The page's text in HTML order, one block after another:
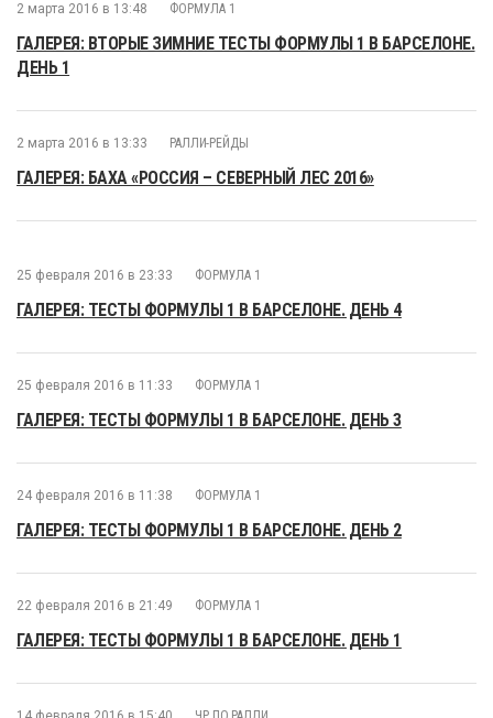
2 марта 2016 в 13:48 ФОРМУЛА 1
ГАЛЕРЕЯ: ВТОРЫЕ ЗИМНИЕ ТЕСТЫ ФОРМУЛЫ 1 В БАРСЕЛОНЕ.
ДЕНЬ 1
2 марта 2016 в 13:33 РАЛЛИ-РЕЙДЫ
ГАЛЕРЕЯ: БАХА «РОССИЯ – СЕВЕРНЫЙ ЛЕС 2016»
25 февраля 2016 в 23:33 ФОРМУЛА 1
ГАЛЕРЕЯ: ТЕСТЫ ФОРМУЛЫ 1 В БАРСЕЛОНЕ. ДЕНЬ 4
25 февраля 2016 в 11:33 ФОРМУЛА 1
ГАЛЕРЕЯ: ТЕСТЫ ФОРМУЛЫ 1 В БАРСЕЛОНЕ. ДЕНЬ 3
24 февраля 2016 в 11:38 ФОРМУЛА 1
ГАЛЕРЕЯ: ТЕСТЫ ФОРМУЛЫ 1 В БАРСЕЛОНЕ. ДЕНЬ 2
22 февраля 2016 в 21:49 ФОРМУЛА 1
ГАЛЕРЕЯ: ТЕСТЫ ФОРМУЛЫ 1 В БАРСЕЛОНЕ. ДЕНЬ 1